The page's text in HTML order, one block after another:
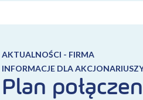
AKTUALNOŚCI - FIRMA
INFORMACJE DLA
Plan